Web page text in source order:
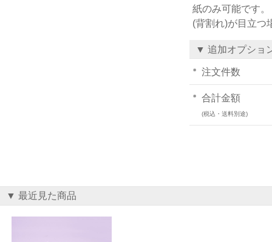
紙のみ可能です
(背割れ)が目立つ
▼ 追加オプショ
注文件数
合計金額
(税込・送料別途)
▼ 最近見た商品